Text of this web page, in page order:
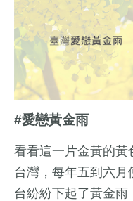
#愛戀黃金雨
看看這一片金黃的黃
台灣，每年五到六
台紛紛下起了黃金雨